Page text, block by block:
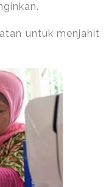
untuk menjahit